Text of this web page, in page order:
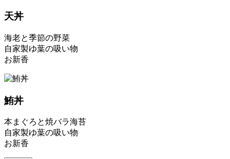
天丼
海老と季節の野菜
自家製ゆ葉の吸い物
お新香
鮪丼
本まぐろと焼バラ海苔
自家製ゆ葉の吸い物
お新香